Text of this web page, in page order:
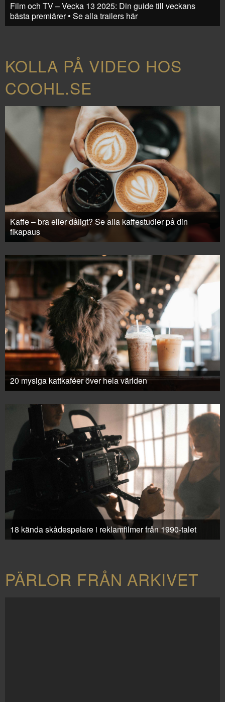
Film och TV – Vecka 13 2025: Din guide till veckans
bästa premiärer • Se alla trailers här
KOLLA PÅ VIDEO HOS
COOHL.SE
Kaffe – bra eller dåligt? Se alla kaffestudier på din
fikapaus
20 mysiga kattkaféer över hela världen
18 kända skådespelare i reklamfilmer från 1990-talet
PÄRLOR FRÅN ARKIVET